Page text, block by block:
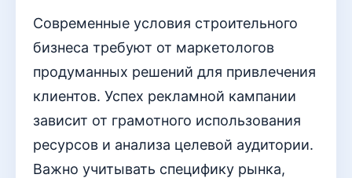
Современные условия строительного
бизнеса требуют от маркетологов
продуманных решений для привлечения
клиентов. Успех рекламной кампании
зависит от грамотного использования
ресурсов и анализа целевой аудитории.
Важно учитывать специфику рынка,